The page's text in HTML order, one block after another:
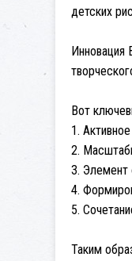
детских
Инновация
Вот
1.
2.
3. Элемент
4.
5.
Таким